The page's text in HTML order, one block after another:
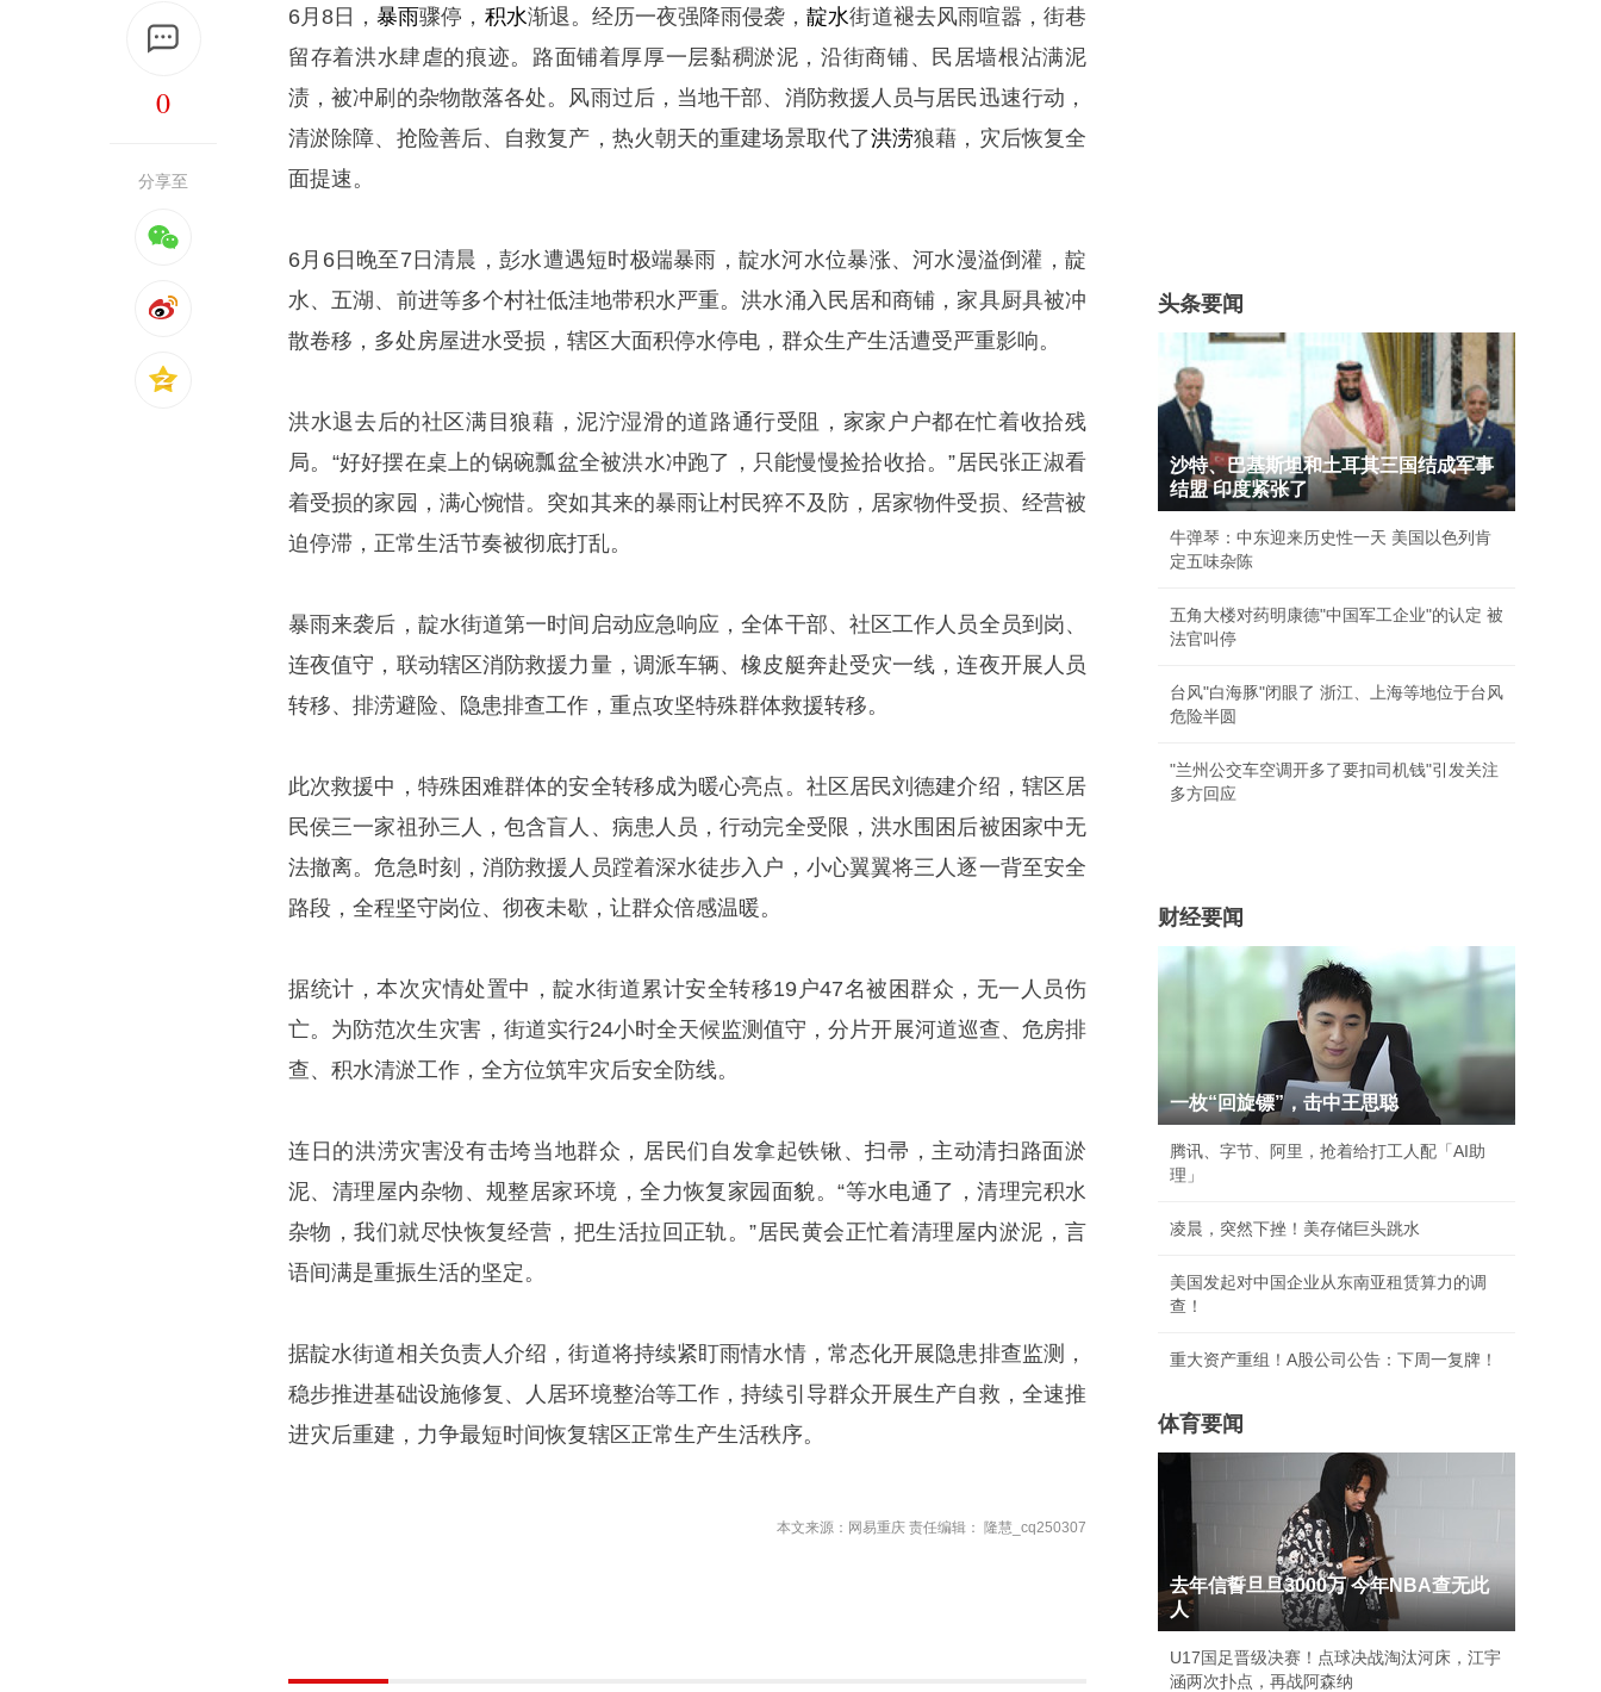
0
分享至
6月8日，暴雨骤停， 积水渐退。经历一夜强降雨侵袭，靛水街道褪去风雨喧嚣，街巷
留存着洪水肆虐的痕迹。路面铺着厚厚一层黏稠淤泥，沿街商铺、民居墙根沾满泥
渍，被冲刷的杂物散落各处。风雨过后，当地干部、消防救援人员与居民迅速行动，
清淤除障、抢险善后、自救复产，热火朝天的重建场景取代了洪涝狼藉，灾后恢复全
面提速。
6月6日晚至7日清晨，彭水遭遇短时极端暴雨，靛水河水位暴涨、河水漫溢倒灌，靛
水、五湖、前进等多个村社低洼地带积水严重。洪水涌入民居和商铺，家具厨具被冲
散卷移，多处房屋进水受损，辖区大面积停水停电，群众生产生活遭受严重影响。
洪水退去后的社区满目狼藉，泥泞湿滑的道路通行受阻，家家户户都在忙着收拾残
局。“好好摆在桌上的锅碗瓢盆全被洪水冲跑了，只能慢慢捡拾收拾。”居民张正淑看
着受损的家园，满心惋惜。突如其来的暴雨让村民猝不及防，居家物件受损、经营被
迫停滞，正常生活节奏被彻底打乱。
暴雨来袭后，靛水街道第一时间启动应急响应，全体干部、社区工作人员全员到岗、
连夜值守，联动辖区消防救援力量，调派车辆、橡皮艇奔赴受灾一线，连夜开展人员
转移、排涝避险、隐患排查工作，重点攻坚特殊群体救援转移。
此次救援中，特殊困难群体的安全转移成为暖心亮点。社区居民刘德建介绍，辖区居
民侯三一家祖孙三人，包含盲人、病患人员，行动完全受限，洪水围困后被困家中无
法撤离。危急时刻，消防救援人员蹚着深水徒步入户，小心翼翼将三人逐一背至安全
路段，全程坚守岗位、彻夜未歇，让群众倍感温暖。
据统计，本次灾情处置中，靛水街道累计安全转移19户47名被困群众，无一人员伤
亡。为防范次生灾害，街道实行24小时全天候监测值守，分片开展河道巡查、危房排
查、积水清淤工作，全方位筑牢灾后安全防线。
连日的洪涝灾害没有击垮当地群众，居民们自发拿起铁锹、扫帚，主动清扫路面淤
泥、清理屋内杂物、规整居家环境，全力恢复家园面貌。“等水电通了，清理完积水
杂物，我们就尽快恢复经营，把生活拉回正轨。”居民黄会正忙着清理屋内淤泥，言
语间满是重振生活的坚定。
据靛水街道相关负责人介绍，街道将持续紧盯雨情水情，常态化开展隐患排查监测，
稳步推进基础设施修复、人居环境整治等工作，持续引导群众开展生产自救，全速推
进灾后重建，力争最短时间恢复辖区正常生产生活秩序。
本文来源：网易重庆 责任编辑： 隆慧_cq250307
头条要闻
沙特、巴基斯坦和土耳其三国结成军事
结盟 印度紧张了
牛弹琴：中东迎来历史性一天 美国以色列肯
定五味杂陈
五角大楼对药明康德"中国军工企业"的认定 被
法官叫停
台风"白海豚"闭眼了 浙江、上海等地位于台风
危险半圆
"兰州公交车空调开多了要扣司机钱"引发关注
多方回应
财经要闻
一枚“回旋镖”，击中王思聪
腾讯、字节、阿里，抢着给打工人配「AI助
理」
凌晨，突然下挫！美存储巨头跳水
美国发起对中国企业从东南亚租赁算力的调
查！
重大资产重组！A股公司公告：下周一复牌！
体育要闻
去年信誓旦旦3000万 今年NBA查无此
人
U17国足晋级决赛！点球决战淘汰河床，江宇
涵两次扑点，再战阿森纳